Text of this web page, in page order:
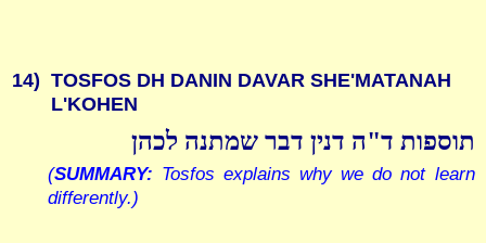
14) TOSFOS DH DANIN DAVAR SHE'MATANAH
L'KOHEN
תוספות ד"ה דנין דבר שמתנה לכהן
(SUMMARY: Tosfos explains why we do not learn
differently.)